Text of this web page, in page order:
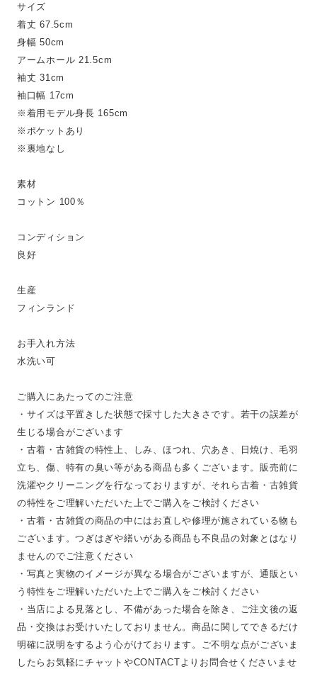
サイズ
着丈 67.5cm
身幅 50cm
アームホール 21.5cm
袖丈 31cm
袖口幅 17cm
※着用モデル身長 165cm
※ポケットあり
※裏地なし
素材
コットン 100％
コンディション
良好
生産
フィンランド
お手入れ方法
水洗い可
ご購入にあたってのご注意
・サイズは平置きした状態で採寸した大きさです。若干の誤差が
生じる場合がございます
・古着・古雑貨の特性上、しみ、ほつれ、穴あき、日焼け、毛羽
立ち、傷、特有の臭い等がある商品も多くございます。販売前に
洗濯やクリーニングを行なっておりますが、それら古着・古雑貨
の特性をご理解いただいた上でご購入をご検討ください
・古着・古雑貨の商品の中にはお直しや修理が施されている物も
ございます。つぎはぎや繕いがある商品も不良品の対象とはなり
ませんのでご注意ください
・写真と実物のイメージが異なる場合がございますが、通販とい
う特性をご理解いただいた上でご購入をご検討ください
・当店による見落とし、不備があった場合を除き、ご注文後の返
品・交換はお受けいたしておりません。商品に関してできるだけ
明確に説明をするよう心がけております。ご不明な点がございま
したらお気軽にチャットやCONTACTよりお問合せくださいませ